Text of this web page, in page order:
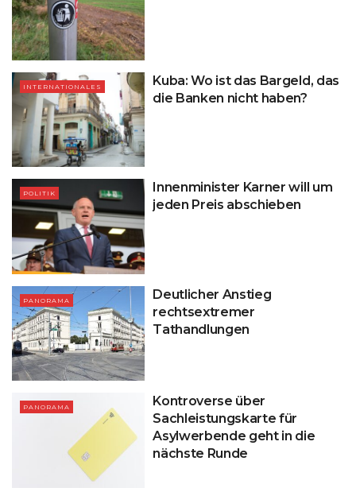
INTERNATIONALES
Kuba: Wo ist das Bargeld, das
die Banken nicht haben?
POLITIK
Innenminister Karner will um
jeden Preis abschieben
PANORAMA
Deutlicher Anstieg
rechtsextremer
Tathandlungen
PANORAMA
Kontroverse über
Sachleistungskarte für
Asylwerbende geht in die
nächste Runde